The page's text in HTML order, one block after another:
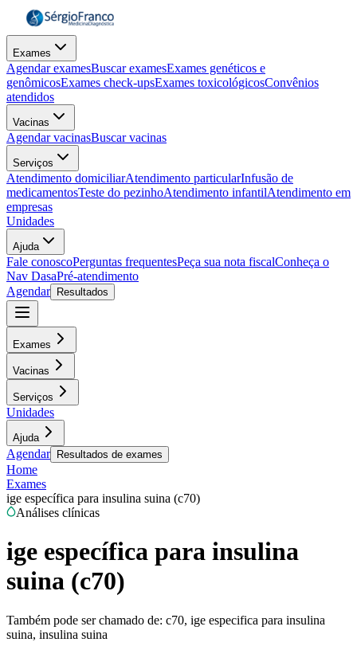
Exames
Agendar examesBuscar examesExames genéticos e
genômicosExames check-upsExames toxicológicosConvênios
atendidos
Vacinas
Agendar vacinasBuscar vacinas
Serviços
Atendimento domiciliarAtendimento particularInfusão de
medicamentosTeste do pezinhoAtendimento infantilAtendimento em
empresas
Unidades
Ajuda
Fale conoscoPerguntas frequentesPeça sua nota fiscalConheça o
Nav DasaPré-atendimento
Agendar
Resultados
Exames
Vacinas
Serviços
Unidades
Ajuda
Agendar Resultados de exames
Home
Exames
ige específica para insulina suina (c70)
Análises clínicas
ige específica para insulina
suina (c70)
Também pode ser chamado de: c70, ige especifica para insulina
suina, insulina suina